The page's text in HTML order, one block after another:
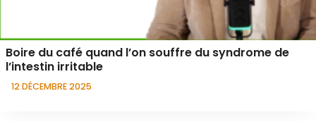
Boire du café quand l’on souffre du syndrome de
l’intestin irritable
12 DÉCEMBRE 2025